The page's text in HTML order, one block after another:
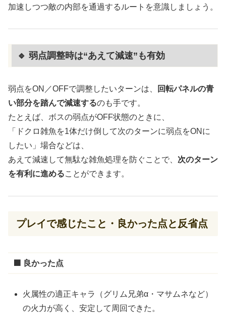
加速しつつ敵の内部を通過するルートを意識しましょう。
🔹 弱点調整時は“あえて減速”も有効
弱点をON／OFFで調整したいターンは、
回転パネルの青
い部分を踏んで減速するのも手です。
たとえば、ボスの弱点がOFF状態のときに、
「ドクロ雑魚を1体だけ倒して次のターンに弱点をONに
したい」場合などは、
あえて減速して無駄な雑魚処理を防ぐことで、 次のターン
を有利に進めることができます。
プレイで感じたこと・良かった点と反省点
🟩 良かった点
火属性の適正キャラ（グリム兄弟α・マサムネなど）
の火力が高く、安定して周回できた。